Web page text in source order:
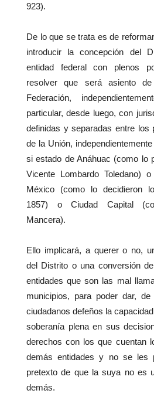
923).
De lo que se trata es de
introducir la concepción del
entidad federal con plenos
resolver que será asiento
Federación,
particular, desde luego, con
definidas y separadas entre los
de la Unión,
si estado de Anáhuac (como lo
Vicente Lombardo Toledano)
México (como lo decidieron
1857) o Ciudad Capital
Mancera).
Ello implicará, a querer o no,
del Distrito o una conversión
entidades que son las mal
municipios, para poder dar,
ciudadanos defeños la
soberanía plena en sus
derechos con los que cuentan
demás entidades y no se les
pretexto de que la suya no es
demás.